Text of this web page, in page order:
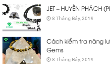
JET – HUYỀN PHÁCH
8 Tháng Bảy, 2019
Cách kiểm tra năng
Gems
8 Tháng Bảy, 2019